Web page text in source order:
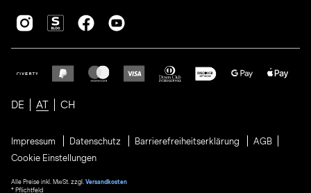
DE AT CH
Impressum Datenschutz Barrierefreiheitserklärung
AGB
Cookie Einstellungen
Alle Preise inkl. MwSt. zzgl. Versandkosten
* Pflichtfeld